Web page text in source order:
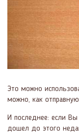
Это можно
можно, как
И последнее: если
дошел до этого